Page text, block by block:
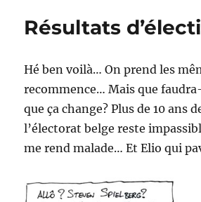
écologistes
Résultats
Hé ben voilà… On prend les
recommence… Mais que
que ça change? Plus de 10 ans
l’électorat belge reste
me rend malade… Et Elio qui